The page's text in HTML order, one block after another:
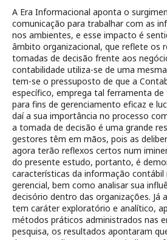
A Era Informacional aponta o
comunicação para trabalhar com as
nos ambientes, e esse impacto é
âmbito organizacional, que reflete os
tomadas de decisão frente aos
contabilidade utiliza-se de uma
tem-se o pressuposto de que a
específico, emprega tal ferramenta
para fins de gerenciamento eficaz e
daí a sua importância no processo
a tomada de decisão é uma grande
gestores têm em mãos, pois as
agora terão reflexos certos num
do presente estudo, portanto, é
características da informação contábil
gerencial, bem como analisar sua
decisório dentro das organizações. Já
tem caráter exploratório e analítico,
métodos práticos administrados nas
pesquisa, os resultados apontaram